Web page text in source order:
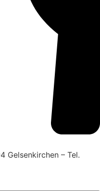
Gelsenkirchen – Tel.